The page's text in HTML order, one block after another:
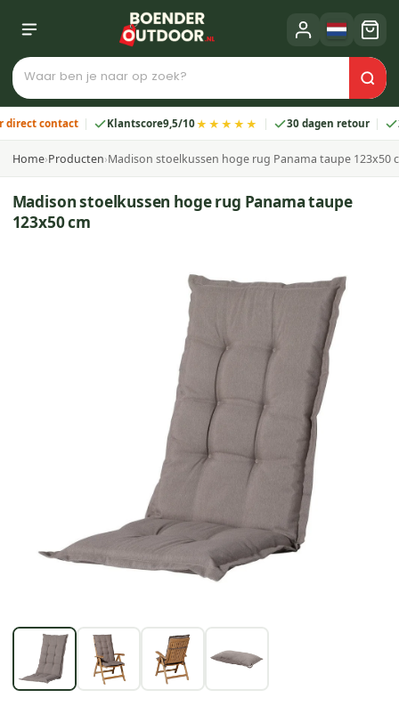
contact Klantscore9,5/10★★★★★ 30 dagen retour 2
Home›Producten›Madison stoelkussen hoge rug Panama taupe 123x50
Madison stoelkussen hoge rug Panama taupe
123x50 cm